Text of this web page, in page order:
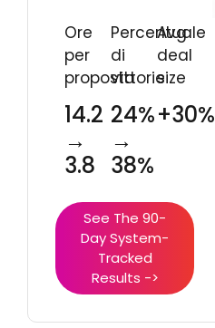
Ore
per
proposta
14.2
→
3.8
Percentuale
di
vittorie
24%
→
38%
Avg
deal
size
+30%
See The 90-
Day System-
Tracked
Results ->